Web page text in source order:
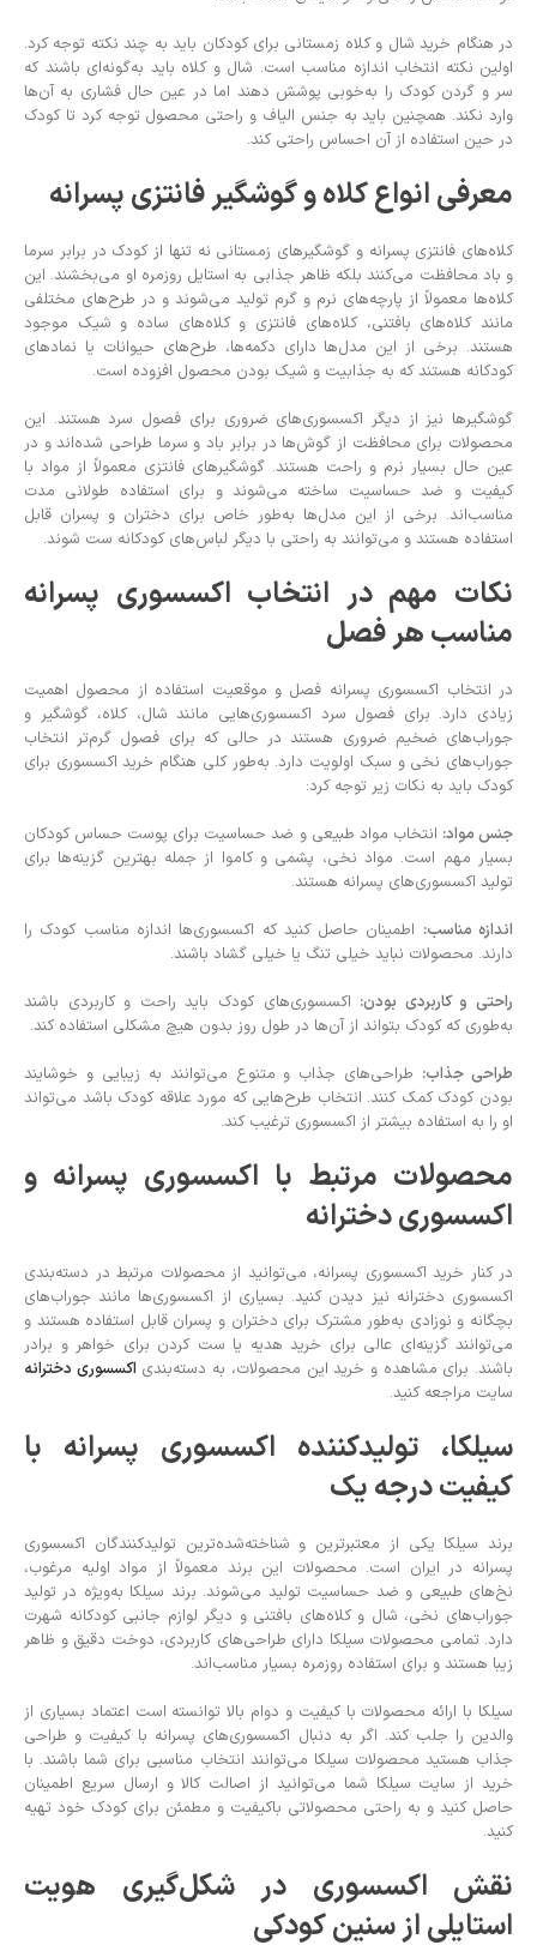
در هنگام خرید شال و کلاه زمستانی برای کودکان باید به چند نکته توجه کرد.
اولین نکته انتخاب اندازه مناسب است. شال و کلاه باید به‌گونه‌ای باشند که
سر و گردن کودک را به‌خوبی پوشش دهند اما در عین حال فشاری به آن‌ها
وارد نکند. همچنین باید به جنس الیاف و راحتی محصول توجه کرد تا کودک
در حین استفاده از آن احساس راحتی کند.
معرفی انواع کلاه و گوشگیر فانتزی پسرانه
کلاه‌های فانتزی پسرانه و گوشگیرهای زمستانی نه تنها از کودک در برابر سرما
و باد محافظت می‌کنند بلکه ظاهر جذابی به استایل روزمره او می‌بخشند. این
کلاه‌ها معمولاً از پارچه‌های نرم و گرم تولید می‌شوند و در طرح‌های مختلفی
مانند کلاه‌های بافتنی، کلاه‌های فانتزی و کلاه‌های ساده و شیک موجود
هستند. برخی از این مدل‌ها دارای دکمه‌ها، طرح‌های حیوانات یا نمادهای
کودکانه هستند که به جذابیت و شیک بودن محصول افزوده است.
گوشگیرها نیز از دیگر اکسسوری‌های ضروری برای فصول سرد هستند. این
محصولات برای محافظت از گوش‌ها در برابر باد و سرما طراحی شده‌اند و در
عین حال بسیار نرم و راحت هستند. گوشگیرهای فانتزی معمولاً از مواد با
کیفیت و ضد حساسیت ساخته می‌شوند و برای استفاده طولانی مدت
مناسب‌اند. برخی از این مدل‌ها به‌طور خاص برای دختران و پسران قابل
استفاده هستند و می‌توانند به راحتی با دیگر لباس‌های کودکانه ست شوند.
نکات مهم در انتخاب اکسسوری پسرانه
مناسب هر فصل
در انتخاب اکسسوری پسرانه فصل و موقعیت استفاده از محصول اهمیت
زیادی دارد. برای فصول سرد اکسسوری‌هایی مانند شال، کلاه، گوشگیر و
جوراب‌های ضخیم ضروری هستند در حالی که برای فصول گرم‌تر انتخاب
جوراب‌های نخی و سبک اولویت دارد. به‌طور کلی هنگام خرید اکسسوری برای
کودک باید به نکات زیر توجه کرد:
جنس مواد: انتخاب مواد طبیعی و ضد حساسیت برای پوست حساس کودکان
بسیار مهم است. مواد نخی، پشمی و کاموا از جمله بهترین گزینه‌ها برای
تولید اکسسوری‌های پسرانه هستند.
اندازه مناسب: اطمینان حاصل کنید که اکسسوری‌ها اندازه مناسب کودک را
دارند. محصولات نباید خیلی تنگ یا خیلی گشاد باشند.
راحتی و کاربردی بودن: اکسسوری‌های کودک باید راحت و کاربردی باشند
به‌طوری که کودک بتواند از آن‌ها در طول روز بدون هیچ مشکلی استفاده کند.
طراحی جذاب: طراحی‌های جذاب و متنوع می‌توانند به زیبایی و خوشایند
بودن کودک کمک کنند. انتخاب طرح‌هایی که مورد علاقه کودک باشد می‌تواند
او را به استفاده بیشتر از اکسسوری ترغیب کند.
محصولات مرتبط با اکسسوری پسرانه و
اکسسوری دخترانه
در کنار خرید اکسسوری پسرانه، می‌توانید از محصولات مرتبط در دسته‌بندی
اکسسوری دخترانه نیز دیدن کنید. بسیاری از اکسسوری‌ها مانند جوراب‌های
بچگانه و نوزادی به‌طور مشترک برای دختران و پسران قابل استفاده هستند و
می‌توانند گزینه‌ای عالی برای خرید هدیه یا ست کردن برای خواهر و برادر
باشند. برای مشاهده و خرید این محصولات، به دسته‌بندی اکسسوری دخترانه
سایت مراجعه کنید.
سیلکا، تولیدکننده اکسسوری پسرانه با
کیفیت درجه یک
برند سیلکا یکی از معتبرترین و شناخته‌شده‌ترین تولیدکنندگان اکسسوری
پسرانه در ایران است. محصولات این برند معمولاً از مواد اولیه مرغوب،
نخ‌های طبیعی و ضد حساسیت تولید می‌شوند. برند سیلکا به‌ویژه در تولید
جوراب‌های نخی، شال و کلاه‌های بافتنی و دیگر لوازم جانبی کودکانه شهرت
دارد. تمامی محصولات سیلکا دارای طراحی‌های کاربردی، دوخت دقیق و ظاهر
زیبا هستند و برای استفاده روزمره بسیار مناسب‌اند.
سیلکا با ارائه محصولات با کیفیت و دوام بالا توانسته است اعتماد بسیاری از
والدین را جلب کند. اگر به دنبال اکسسوری‌های پسرانه با کیفیت و طراحی
جذاب هستید محصولات سیلکا می‌توانند انتخاب مناسبی برای شما باشند. با
خرید از سایت سیلکا شما می‌توانید از اصالت کالا و ارسال سریع اطمینان
حاصل کنید و به راحتی محصولاتی باکیفیت و مطمئن برای کودک خود تهیه
کنید.
نقش اکسسوری در شکل‌گیری هویت
استایلی از سنین کودکی